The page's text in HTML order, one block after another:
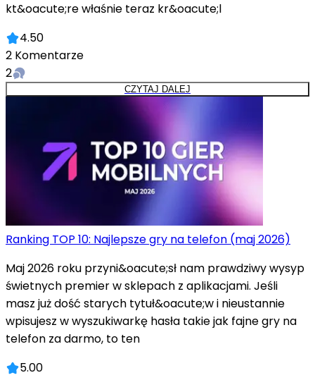
kt&oacute;re właśnie teraz kr&oacute;l
4.50
2 Komentarze
2
CZYTAJ DALEJ
Ranking TOP 10: Najlepsze gry na telefon (maj 2026)
Maj 2026 roku przyni&oacute;sł nam prawdziwy wysyp
świetnych premier w sklepach z aplikacjami. Jeśli
masz już dość starych tytuł&oacute;w i nieustannie
wpisujesz w wyszukiwarkę hasła takie jak fajne gry na
telefon za darmo, to ten
5.00